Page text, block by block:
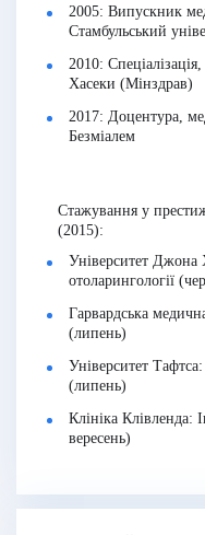
2005: Випускник
Стамбульський
2010:
Хасеки (Мінздрав)
2017: Доцентура,
Безміалем
Стажування у
(2015):
Університет Джона
отоларингології
Гарвардська
(липень)
Університет Тафтса:
(липень)
Клініка Клівленда:
вересень)